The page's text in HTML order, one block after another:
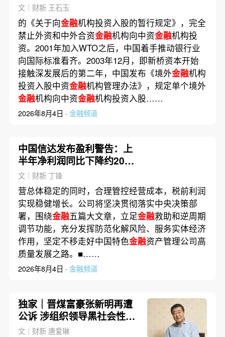
文｜财新 王石玉
的《关于向金融机构投资入股的暂行规定》，完全
禁止外资和中外合资金融机构向中资金融机构投
资。2001年加入WTO之后，中国着手推动银行业
向国际标准看齐。2003年12月，即新桥资本开始
接触深发展后的第二年，中国发布《境外金融机构
投资入股中资金融机构管理办法》，规定单个境外
金融机构向中资金融机构投资入股……
2026年8月4日 · 金融频道
中国信达发布盈利警告：上
半年净利润同比下降约20%
至25%
文｜财新 丁锋
营总体稳定的同时，合理管控经营成本，税前利润
实现稳健增长。公司将坚决贯彻落实中央决策部
署，围绕金融五篇大文章，立足金融救助和逆周期
调节功能，充分发挥防范化解风险、服务实体经济
作用，坚定不移走好中国特色金融资产管理公司高
质量发展之路。■……
2026年8月4日 · 金融频道
独家｜晋煤富豪张新明再遭
公诉 涉组织领导黑社会性质
组织等17宗罪名
文｜财新 唐爱琳